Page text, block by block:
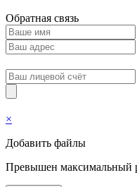
Обратная связь
×
Добавить файлы
Превышен максимальный